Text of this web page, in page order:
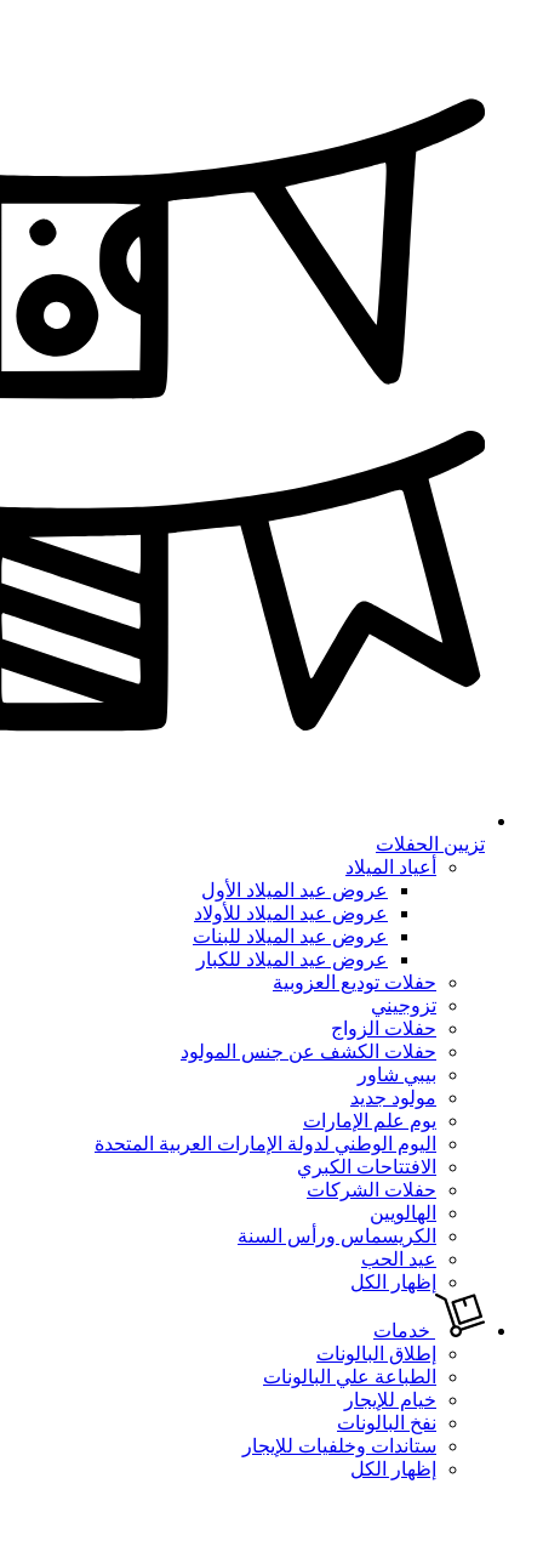
تزيين الحفلات
أعياد الميلاد
عروض عيد الميلاد الأول
عروض عيد الميلاد للأولاد
عروض عيد الميلاد للبنات
عروض عيد الميلاد للكبار
حفلات توديع العزوبية
تزوجيني
حفلات الزواج
حفلات الكشف عن جنس المولود
بيبي شاور
مولود جديد
يوم علم الإمارات
اليوم الوطني لدولة الإمارات العربية المتحدة
الافتتاحات الكبري
حفلات الشركات
الهالويين
الكريسماس ورأس السنة
عيد الحب
إظهار الكل
خدمات
إطلاق البالونات
الطباعة علي البالونات
خيام للإيجار
نفخ البالونات
ستاندات وخلفيات للإيجار
إظهار الكل